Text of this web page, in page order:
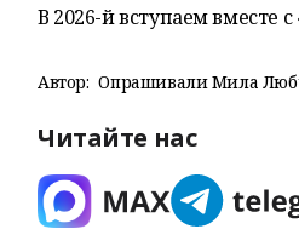
В 2026-й вступаем вместе
Автор: Опрашивали Мила
Читайте нас